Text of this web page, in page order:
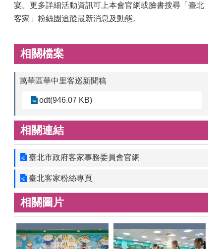
宴。更多詳細活動資訊可上本會官網或臉書搜尋「臺北
客家」粉絲團追蹤最新消息及動態。
相關檔案
萬華區華中里客巡新聞稿
odt(946.07 KB)
相關連結
臺北市政府客家事務委員會官網
臺北客家粉絲專頁
相關圖片